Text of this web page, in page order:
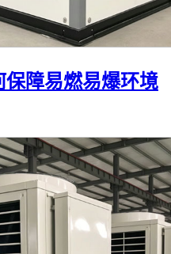
保障易燃易爆环境